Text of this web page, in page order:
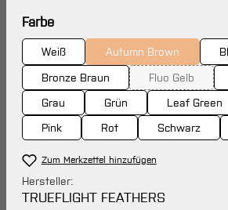
Farbeauswählen
Weiß Autumn Brown
(Diese Option ist
Bronze Braun
Fluo Gelb
(Diese
Grau
Grün Leaf Green
Pink
Rot Schwarz
Zum Merkzettel hinzufügen
Hersteller:
TRUEFLIGHT FEATHERS